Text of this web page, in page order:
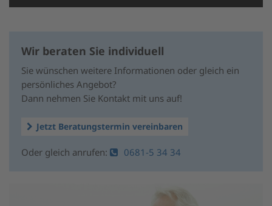
Mehr Informationen
Management Platform&eRecht24
Wir beraten Sie individuell
Sie wünschen weitere Informationen oder gleich ein
persönliches Angebot?
Dann nehmen Sie Kontakt mit uns auf!
Jetzt Beratungstermin vereinbaren
Oder gleich anrufen: 0681-5 34 34